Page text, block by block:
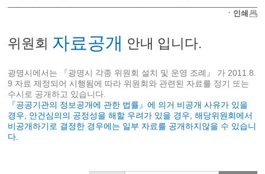
ㆍ인쇄
위원회 자료공개 안내 입니다.
광명시에서는 『광명시 각종 위원회 설치 및 운영 조례』 가 2011.8.
9 자료 제정되어 시행됨에 따라 위원회와 관련된 자료를 정기 또는
수시로 공개하고 있습니다.
『공공기관의 정보공개에 관한 법률』에 의거 비공개 사유가 있을
경우, 안건심의의 공정성을 해할 우려가 있을 경우, 해당위원회에서
비공개하기로 결정한 경우에는 일부 자료를 공개하지않을 수 있습니
다.